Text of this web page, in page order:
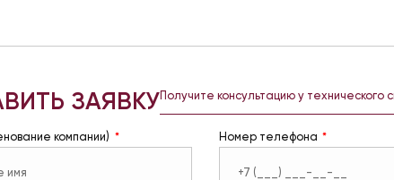
ЗАЯВКУПолучите консультацию у технического
компании) Номер телефона